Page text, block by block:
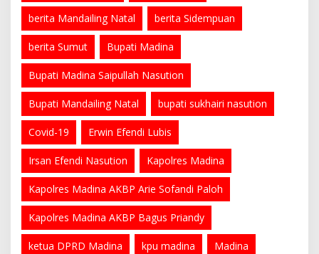
berita Mandailing Natal berita Sidempuan
berita Sumut Bupati Madina
Bupati Madina Saipullah Nasution
Bupati Mandailing Natal bupati sukhairi nasution
Covid-19 Erwin Efendi Lubis
Irsan Efendi Nasution Kapolres Madina
Kapolres Madina AKBP Arie Sofandi Paloh
Kapolres Madina AKBP Bagus Priandy
ketua DPRD Madina kpu madina Madina